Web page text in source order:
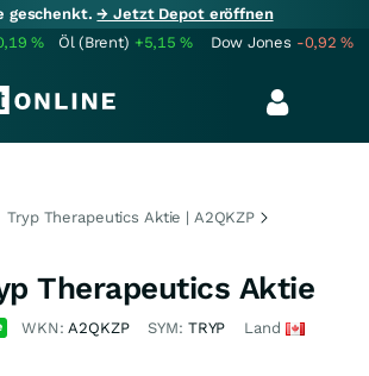
geschenkt.→ Jetzt Depot eröffnen
% Öl (Brent) +5,15% Dow Jones -0,92%
Tryp Therapeutics Aktie | A2QKZP
Therapeutics Aktie
WKN:A2QKZP SYM: TRYP Land